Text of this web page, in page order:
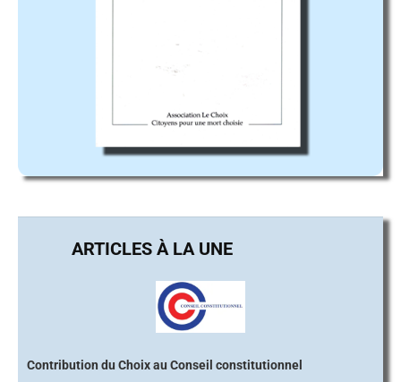
Contribution du Choix au Conseil constitutionnel